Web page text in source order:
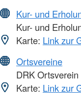
Kur- und
Kur- und
Karte: Link zur
Ortsvereine
DRK
Karte: Link zur